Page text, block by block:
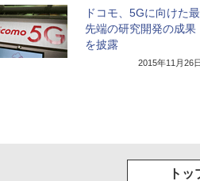
ドコモ、5Gに向けた最
先端の研究開発の成果
を披露
2015年11月26日
ト